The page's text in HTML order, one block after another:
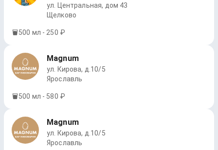
ул. Центральная, дом 43
Щелково
500 мл - 250 ₽
Magnum
ул. Кирова, д.10/5
Ярославль
500 мл - 580 ₽
Magnum
ул. Кирова, д.10/5
Ярославль